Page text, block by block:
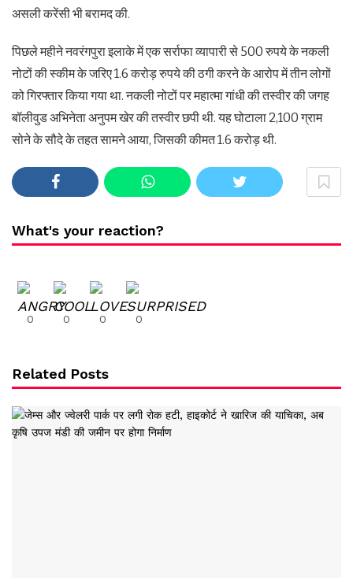
असली करेंसी भी बरामद की.
पिछले महीने नवरंगपुरा इलाके में एक सर्राफा व्यापारी से 500 रुपये के नकली
नोटों की स्कीम के जरिए 1.6 करोड़ रुपये की ठगी करने के आरोप में तीन लोगों
को गिरफ्तार किया गया था. नकली नोटों पर महात्मा गांधी की तस्वीर की जगह
बॉलीवुड अभिनेता अनुपम खेर की तस्वीर छपी थी. यह घोटाला 2,100 ग्राम
सोने के सौदे के तहत सामने आया, जिसकी कीमत 1.6 करोड़ थी.
What's your reaction?
0 0 0 0
Related Posts